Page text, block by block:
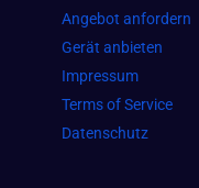
Angebot anfordern
Gerät anbieten
Impressum
Terms of Service
Datenschutz